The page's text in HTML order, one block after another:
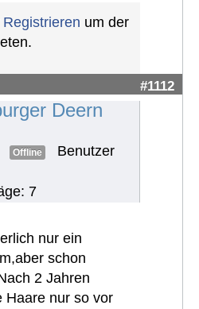
Registrieren um der
#1112
Deern
Offline Benutzer
7
nur ein
schon
2 Jahren
Haare nur so vor